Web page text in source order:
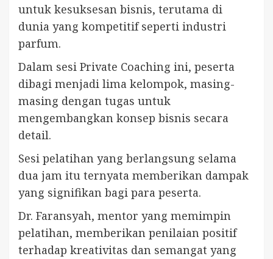
untuk kesuksesan bisnis, terutama di
dunia yang kompetitif seperti industri
parfum.
Dalam sesi Private Coaching ini, peserta
dibagi menjadi lima kelompok, masing-
masing dengan tugas untuk
mengembangkan konsep bisnis secara
detail.
Sesi pelatihan yang berlangsung selama
dua jam itu ternyata memberikan dampak
yang signifikan bagi para peserta.
Dr. Faransyah, mentor yang memimpin
pelatihan, memberikan penilaian positif
terhadap kreativitas dan semangat yang